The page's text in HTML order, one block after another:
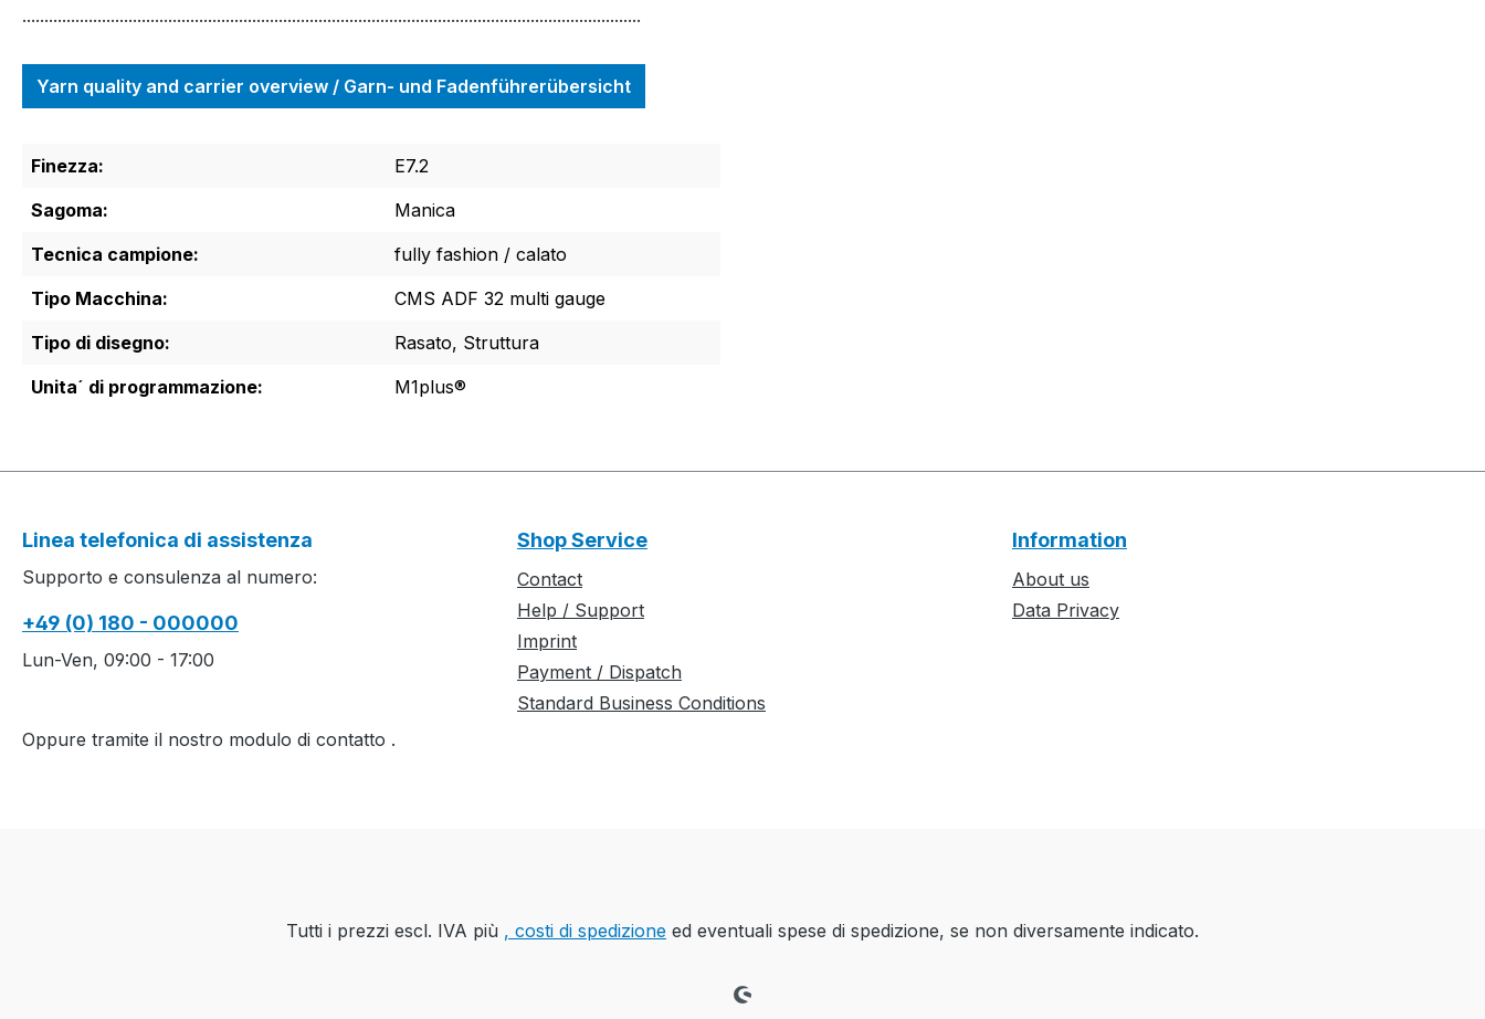
............................................................................................................................................
Yarn quality and carrier overview / Garn- und Fadenführerübersicht
Finezza:
E7.2
Sagoma:
Manica
Tecnica campione:
fully fashion / calato
Tipo Macchina:
CMS ADF 32 multi gauge
Tipo di disegno:
Rasato, Struttura
Unita´ di programmazione:
M1plus®
Linea telefonica di assistenza
Supporto e consulenza al numero:
+49 (0) 180 - 000000
Lun-Ven, 09:00 - 17:00
Oppure tramite il nostro modulo di contatto .
Shop Service
Contact
Help / Support
Imprint
Payment / Dispatch
Standard Business Conditions
Information
About us
Data Privacy
Tutti i prezzi escl. IVA più , costi di spedizione ed eventuali spese di spedizione, se non diversamente indicato.